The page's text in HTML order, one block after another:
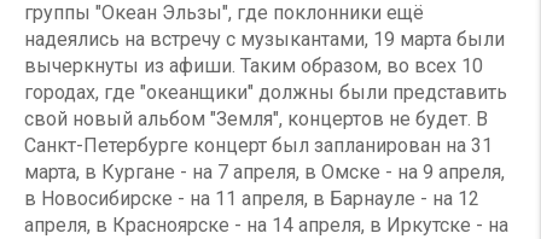
группы "Океан Эльзы", где поклонники ещё
надеялись на встречу с музыкантами, 19 марта были
вычеркнуты из афиши. Таким образом, во всех 10
городах, где "океанщики" должны были представить
свой новый альбом "Земля", концертов не будет. В
Санкт-Петербурге концерт был запланирован на 31
марта, в Кургане - на 7 апреля, в Омске - на 9 апреля,
в Новосибирске - на 11 апреля, в Барнауле - на 12
апреля, в Красноярске - на 14 апреля, в Иркутске - на